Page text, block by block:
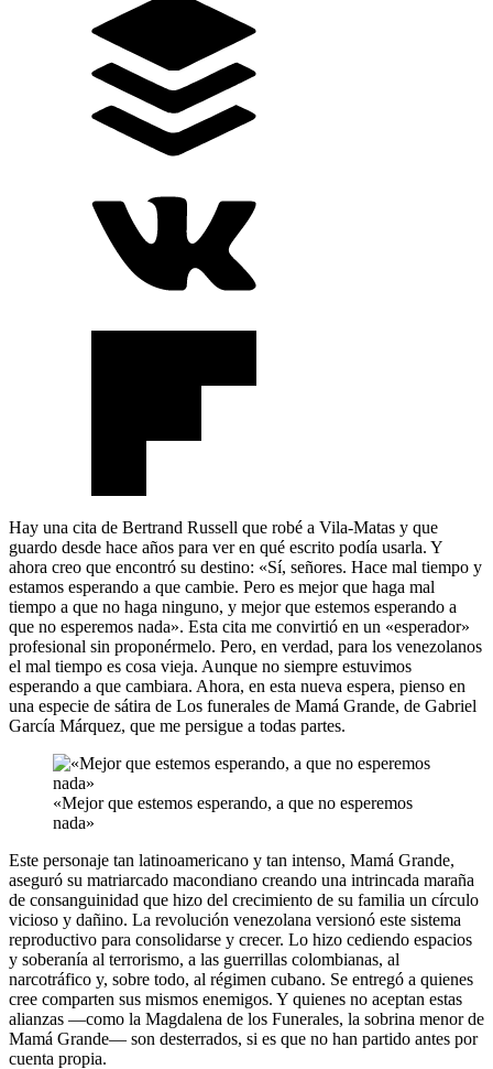
Hay una cita de Bertrand Russell que robé a Vila-Matas y que
guardo desde hace años para ver en qué escrito podía usarla. Y
ahora creo que encontró su destino: «Sí, señores. Hace mal tiempo y
estamos esperando a que cambie. Pero es mejor que haga mal
tiempo a que no haga ninguno, y mejor que estemos esperando a
que no esperemos nada». Esta cita me convirtió en un «esperador»
profesional sin proponérmelo. Pero, en verdad, para los venezolanos
el mal tiempo es cosa vieja. Aunque no siempre estuvimos
esperando a que cambiara. Ahora, en esta nueva espera, pienso en
una especie de sátira de Los funerales de Mamá Grande, de Gabriel
García Márquez, que me persigue a todas partes.
«Mejor que estemos esperando, a que no esperemos
nada»
Este personaje tan latinoamericano y tan intenso, Mamá Grande,
aseguró su matriarcado macondiano creando una intrincada maraña
de consanguinidad que hizo del crecimiento de su familia un círculo
vicioso y dañino. La revolución venezolana versionó este sistema
reproductivo para consolidarse y crecer. Lo hizo cediendo espacios
y soberanía al terrorismo, a las guerrillas colombianas, al
narcotráfico y, sobre todo, al régimen cubano. Se entregó a quienes
cree comparten sus mismos enemigos. Y quienes no aceptan estas
alianzas —como la Magdalena de los Funerales, la sobrina menor de
Mamá Grande— son desterrados, si es que no han partido antes por
cuenta propia.